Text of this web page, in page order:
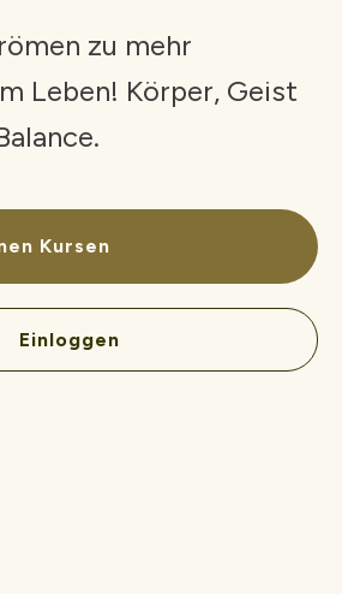
zu mehr
Leben! Körper, Geist
Kursen
Einloggen